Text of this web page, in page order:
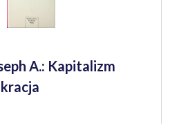
A.: Kapitalizm